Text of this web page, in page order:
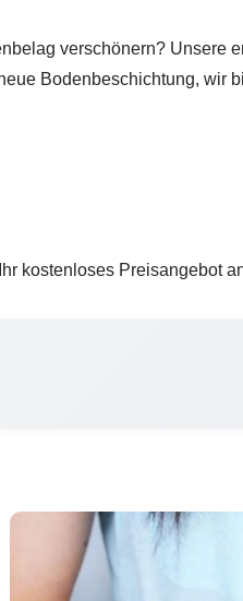
verschönern? Unsere
Bodenbeschichtung, wir
kostenloses Preisangebot